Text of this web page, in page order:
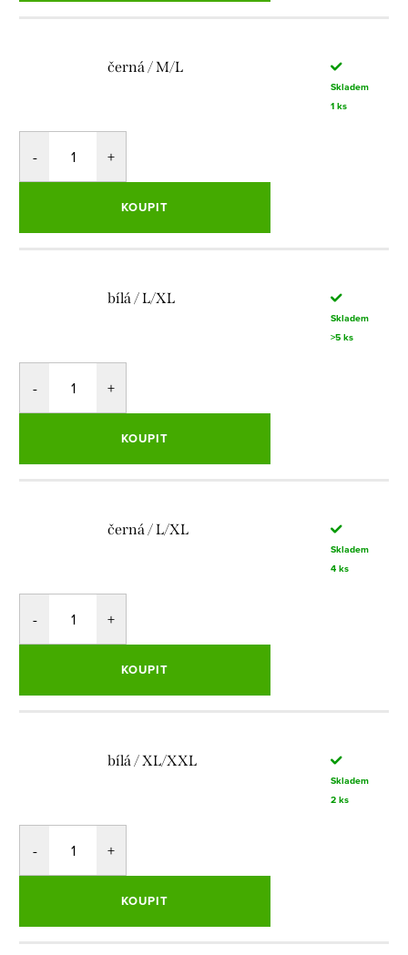
černá / M/L
Skladem
1 ks
KOUPIT
bílá / L/XL
Skladem
>5 ks
KOUPIT
černá / L/XL
Skladem
4 ks
KOUPIT
bílá / XL/XXL
Skladem
2 ks
KOUPIT